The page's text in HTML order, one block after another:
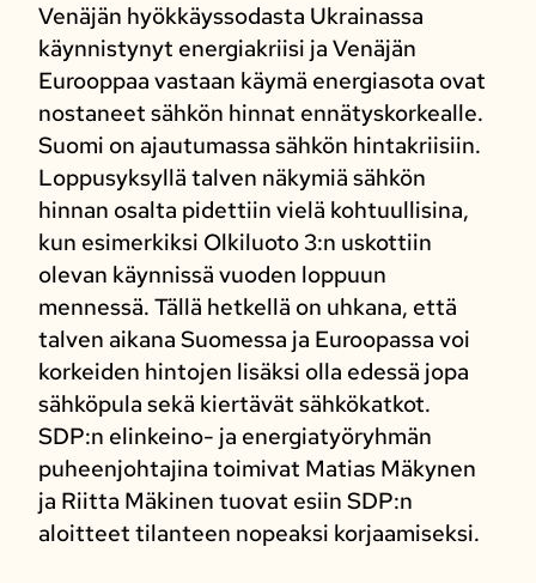
Venäjän hyökkäyssodasta Ukrainassa
käynnistynyt energiakriisi ja Venäjän
Eurooppaa vastaan käymä energiasota ovat
nostaneet sähkön hinnat ennätyskorkealle.
Suomi on ajautumassa sähkön hintakriisiin.
Loppusyksyllä talven näkymiä sähkön
hinnan osalta pidettiin vielä kohtuullisina,
kun esimerkiksi Olkiluoto 3:n uskottiin
olevan käynnissä vuoden loppuun
mennessä. Tällä hetkellä on uhkana, että
talven aikana Suomessa ja Euroopassa voi
korkeiden hintojen lisäksi olla edessä jopa
sähköpula sekä kiertävät sähkökatkot.
SDP:n elinkeino- ja energiatyöryhmän
puheenjohtajina toimivat Matias Mäkynen
ja Riitta Mäkinen tuovat esiin SDP:n
aloitteet tilanteen nopeaksi korjaamiseksi.